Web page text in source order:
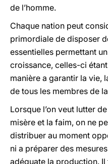
de l’homme.
Chaque nation peut
primordiale de disposer
essentielles permettant
croissance, celles-ci
manière a garantir la vie,
de tous les membres de
Lorsque l’on veut lutter
misère et la faim, on ne
distribuer au moment
ni a préparer des
adéquate la production.